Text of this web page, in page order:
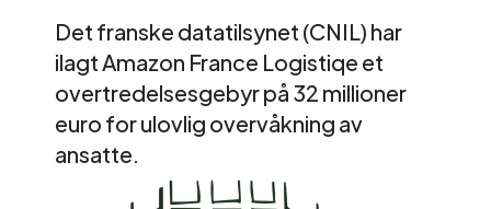
Det franske datatilsynet (CNIL) har
ilagt Amazon France Logistiqe et
overtredelsesgebyr på 32 millioner
euro for ulovlig overvåkning av
ansatte.